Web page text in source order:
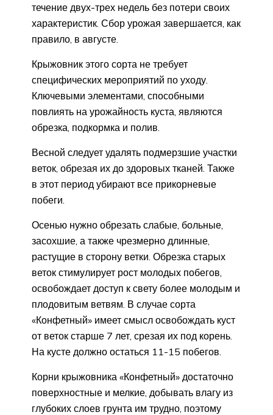
течение двух-трех недель без потери своих
характеристик. Сбор урожая завершается, как
правило, в августе.
Крыжовник этого сорта не требует
специфических мероприятий по уходу.
Ключевыми элементами, способными
повлиять на урожайность куста, являются
обрезка, подкормка и полив.
Весной следует удалять подмерзшие участки
веток, обрезая их до здоровых тканей. Также
в этот период убирают все прикорневые
побеги.
Осенью нужно обрезать слабые, больные,
засохшие, а также чрезмерно длинные,
растущие в сторону ветки. Обрезка старых
веток стимулирует рост молодых побегов,
освобождает доступ к свету более молодым и
плодовитым ветвям. В случае сорта
«Конфетный» имеет смысл освобождать куст
от веток старше 7 лет, срезая их под корень.
На кусте должно остаться 11-15 побегов.
Корни крыжовника «Конфетный» достаточно
поверхностные и мелкие, добывать влагу из
глубоких слоев грунта им трудно, поэтому